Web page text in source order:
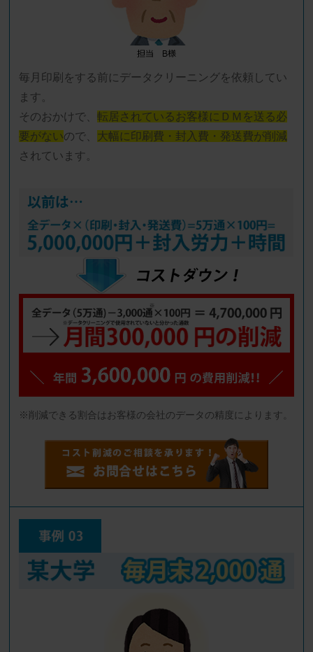
毎月印刷をする前にデータクリーニングを依頼してい
ます。
そのおかけで、 転居されているお客様にＤＭを送る必
要がないので、 大幅に印刷費・封入費・発送費が削減
されています。
※削減できる割合はお客様の会社のデータの精度によります。